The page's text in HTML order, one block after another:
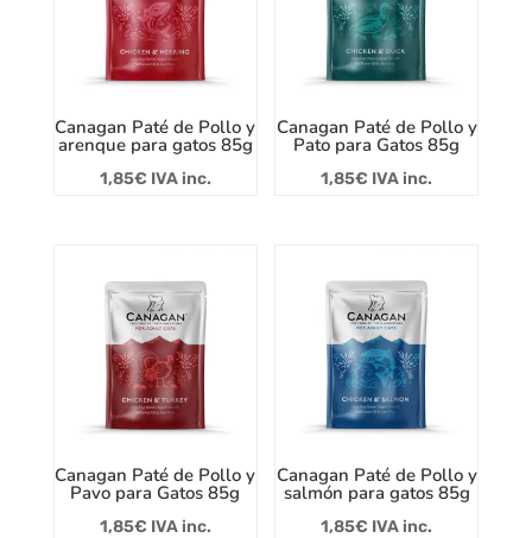
Canagan Paté de Pollo y
arenque para gatos 85g
1,85€ IVA inc.
Canagan Paté de Pollo y
Pato para Gatos 85g
1,85€ IVA inc.
Canagan Paté de Pollo y
Pavo para Gatos 85g
1,85€ IVA inc.
Canagan Paté de Pollo y
salmón para gatos 85g
1,85€ IVA inc.